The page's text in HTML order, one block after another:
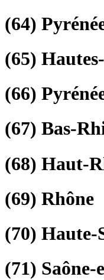
(64)
(65)
(66)
(67) Bas-
(68) Haut-
(69) Rhône
(70) Haute-
(71)